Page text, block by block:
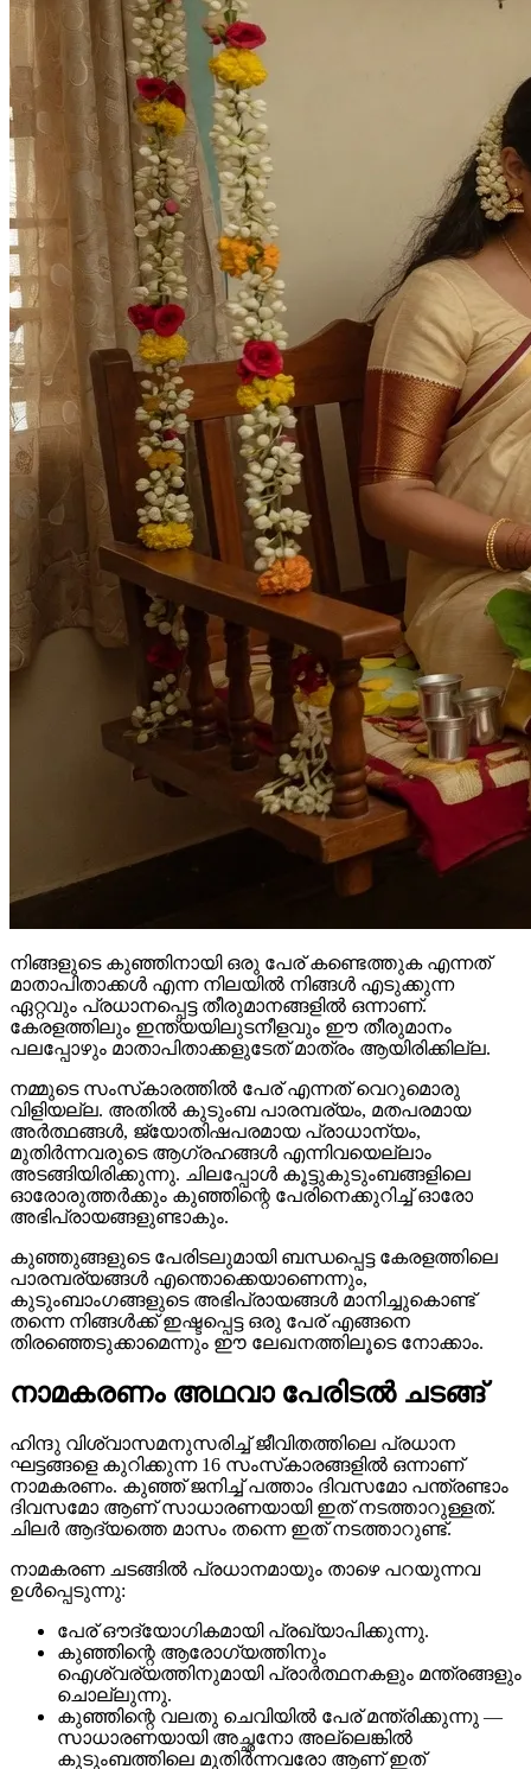
നിങ്ങളുടെ കുഞ്ഞിനായി ഒരു പേര് കണ്ടെത്തുക എന്നത്
മാതാപിതാക്കൾ എന്ന നിലയിൽ നിങ്ങൾ എടുക്കുന്ന
ഏറ്റവും പ്രധാനപ്പെട്ട തീരുമാനങ്ങളിൽ ഒന്നാണ്.
കേരളത്തിലും ഇന്ത്യയിലുടനീളവും ഈ തീരുമാനം
പലപ്പോഴും മാതാപിതാക്കളുടേത് മാത്രം ആയിരിക്കില്ല.
നമ്മുടെ സംസ്‌കാരത്തിൽ പേര് എന്നത് വെറുമൊരു
വിളിയല്ല. അതിൽ കുടുംബ പാരമ്പര്യം, മതപരമായ
അർത്ഥങ്ങൾ, ജ്യോതിഷപരമായ പ്രാധാന്യം,
മുതിർന്നവരുടെ ആഗ്രഹങ്ങൾ എന്നിവയെല്ലാം
അടങ്ങിയിരിക്കുന്നു. ചിലപ്പോൾ കൂട്ടുകുടുംബങ്ങളിലെ
ഓരോരുത്തർക്കും കുഞ്ഞിന്റെ പേരിനെക്കുറിച്ച് ഓരോ
അഭിപ്രായങ്ങളുണ്ടാകും.
കുഞ്ഞുങ്ങളുടെ പേരിടലുമായി ബന്ധപ്പെട്ട കേരളത്തിലെ
പാരമ്പര്യങ്ങൾ എന്തൊക്കെയാണെന്നും,
കുടുംബാംഗങ്ങളുടെ അഭിപ്രായങ്ങൾ മാനിച്ചുകൊണ്ട്
തന്നെ നിങ്ങൾക്ക് ഇഷ്ടപ്പെട്ട ഒരു പേര് എങ്ങനെ
തിരഞ്ഞെടുക്കാമെന്നും ഈ ലേഖനത്തിലൂടെ നോക്കാം.
നാമകരണം അഥവാ പേരിടൽ ചടങ്ങ്
ഹിന്ദു വിശ്വാസമനുസരിച്ച് ജീവിതത്തിലെ പ്രധാന
ഘട്ടങ്ങളെ കുറിക്കുന്ന 16 സംസ്‌കാരങ്ങളിൽ ഒന്നാണ്
നാമകരണം. കുഞ്ഞ് ജനിച്ച് പത്താം ദിവസമോ പന്ത്രണ്ടാം
ദിവസമോ ആണ് സാധാരണയായി ഇത് നടത്താറുള്ളത്.
ചിലർ ആദ്യത്തെ മാസം തന്നെ ഇത് നടത്താറുണ്ട്.
നാമകരണ ചടങ്ങിൽ പ്രധാനമായും താഴെ പറയുന്നവ
ഉൾപ്പെടുന്നു:
പേര് ഔദ്യോഗികമായി പ്രഖ്യാപിക്കുന്നു.
കുഞ്ഞിന്റെ ആരോഗ്യത്തിനും
ഐശ്വര്യത്തിനുമായി പ്രാർത്ഥനകളും മന്ത്രങ്ങളും
ചൊല്ലുന്നു.
കുഞ്ഞിന്റെ വലതു ചെവിയിൽ പേര് മന്ത്രിക്കുന്നു —
സാധാരണയായി അച്ഛനോ അല്ലെങ്കിൽ
കുടുംബത്തിലെ മുതിർന്നവരോ ആണ് ഇത്